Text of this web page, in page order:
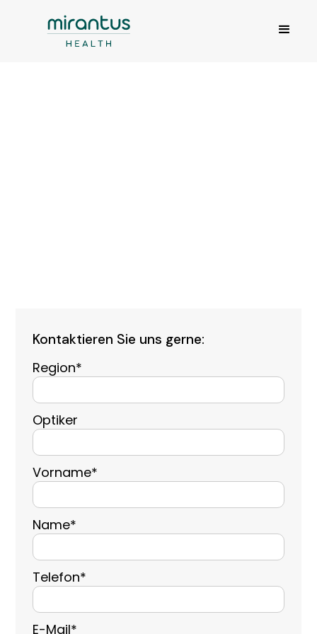
Kontaktieren Sie uns gerne:
Region*
Optiker
Vorname*
Name*
Telefon*
E-Mail*